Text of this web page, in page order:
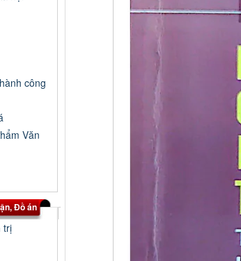
công
Văn
Đồ án
trị